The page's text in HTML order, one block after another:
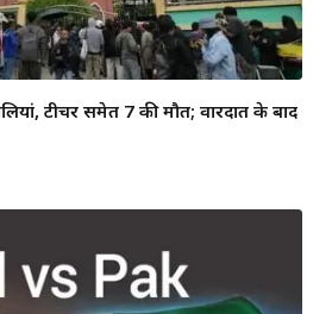
टीचर समेत 7 की मौत; वारदात के बाद